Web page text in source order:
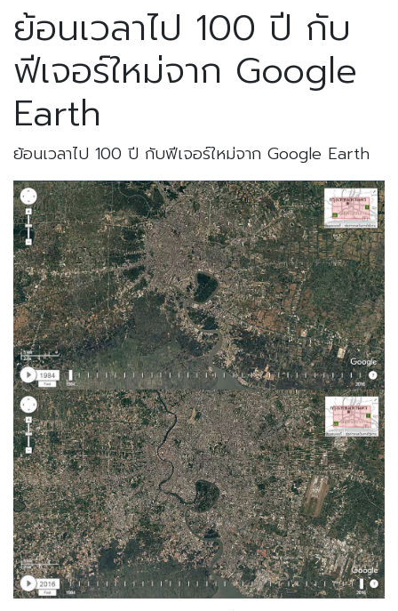
ย้อนเวลาไป 100 ปี กับ
ฟีเจอร์ใหม่จาก Google
Earth
ย้อนเวลาไป 100 ปี กับฟีเจอร์ใหม่จาก Google Earth